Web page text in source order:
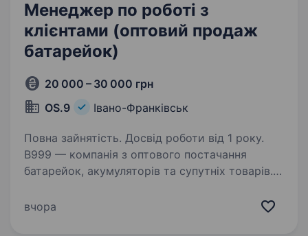
Менеджер по роботі з
клієнтами (оптовий продаж
батарейок)
20 000 – 30 000 грн
OS.9
Івано-Франківськ
Повна зайнятість. Досвід роботи від 1 року.
B999 — компанія з оптового постачання
батарейок, акумуляторів та супутніх товарів.
та розвиваємо напрямок оптових продажів.
вчора